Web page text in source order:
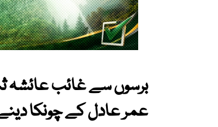
برسوں سے غائب عائشہ
عمر عادل کے چونکا